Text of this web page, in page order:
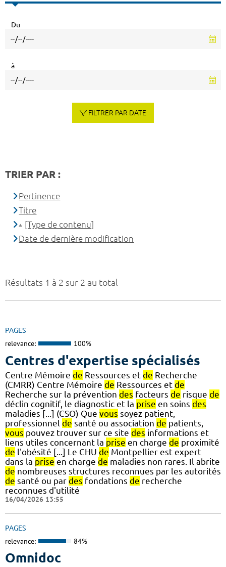
Résultats 1 à 2 sur 2 au total
PAGES
relevance: 100%
Centres d'expertise spécialisés
Centre Mémoire de Ressources et de Recherche
(CMRR) Centre Mémoire de Ressources et de
Recherche sur la prévention des facteurs de risque de
déclin cognitif, le diagnostic et la prise en soins des
maladies [...] (CSO) Que vous soyez patient,
professionnel de santé ou association de patients,
vous pouvez trouver sur ce site des informations et
liens utiles concernant la prise en charge de proximité
de l'obésité [...] Le CHU de Montpellier est expert
dans la prise en charge de maladies non rares. Il abrite
de nombreuses structures reconnues par les autorités
de santé ou par des fondations de recherche
reconnues d'utilité
16/04/2026 13:55
PAGES
relevance: 84%
Omnidoc
Du
à
FILTRER PAR DATE
TRIER PAR :
Pertinence
Titre
[Type de contenu]
Date de dernière modification